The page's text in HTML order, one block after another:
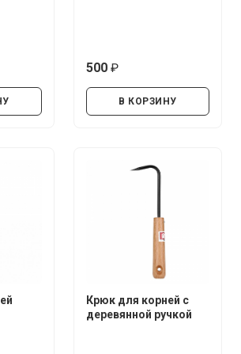
500
В КОРЗИНУ
Крюк для корней с
деревянной ручкой